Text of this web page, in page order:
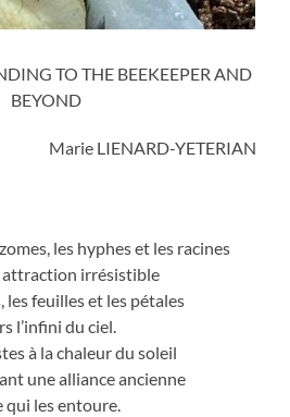
TO THE BEEKEEPER AND
BEYOND
Marie LIENARD-YETERIAN
les hyphes et les racines
attraction irrésistible
feuilles et les pétales
l’infini du ciel.
à la chaleur du soleil
une alliance ancienne
qui les entoure.